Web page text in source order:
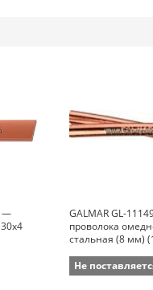
—
GALMAR GL-
проволока
стальная (8 мм)
Не